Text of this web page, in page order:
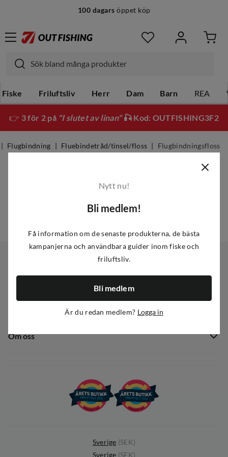
100 dagars öppet köp
Fiske Friluftsliv Herr Dam Barn REA
👉 3 för 2 på "I slutet av linan"🎣 Kod: OUTFISHING3F2
Flugbindning Fluebindetråd/tinsel/floss Flugbindningsfloss
Dataskyddspolicy
Sortiment
Om oss
Sverige (SEK)
Sverige (SEK)
Nytt nu!
Bli medlem!
Få information om de senaste produkterna, de bästa
kampanjerna och användbara guider inom fiske och
friluftsliv.
Bli medlem
Är du redan medlem? Logga in